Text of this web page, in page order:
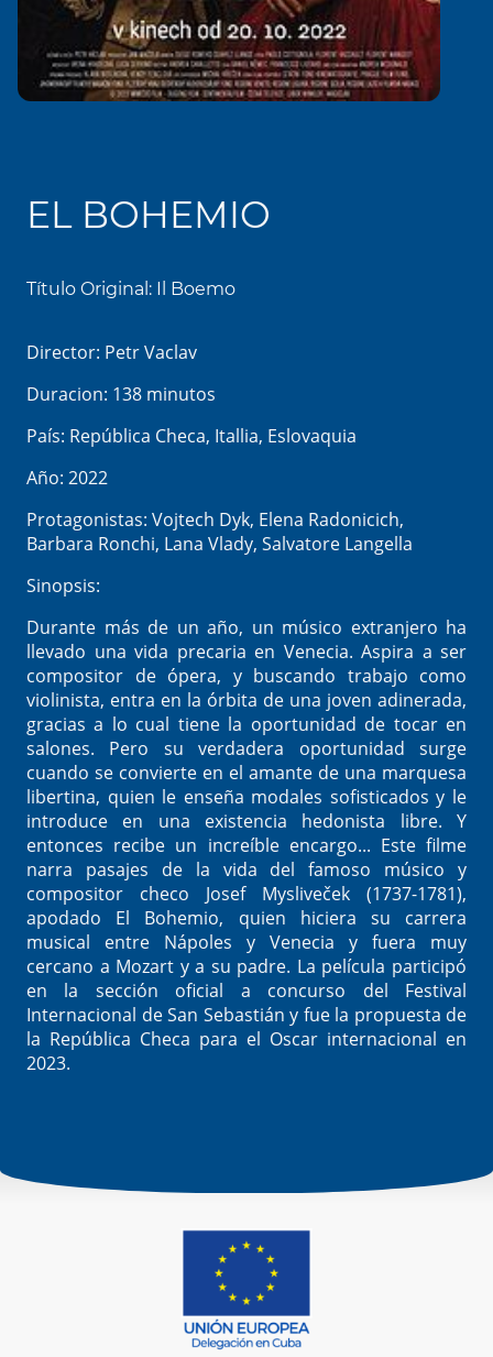
EL BOHEMIO
Título Original: Il Boemo
Director: Petr Vaclav
Duracion: 138 minutos
País: República Checa, Itallia, Eslovaquia
Año: 2022
Protagonistas: Vojtech Dyk, Elena Radonicich,
Barbara Ronchi, Lana Vlady, Salvatore Langella
Sinopsis:
Durante más de un año, un músico extranjero ha
llevado una vida precaria en Venecia. Aspira a ser
compositor de ópera, y buscando trabajo como
violinista, entra en la órbita de una joven adinerada,
gracias a lo cual tiene la oportunidad de tocar en
salones. Pero su verdadera oportunidad surge
cuando se convierte en el amante de una marquesa
libertina, quien le enseña modales sofisticados y le
introduce en una existencia hedonista libre. Y
entonces recibe un increíble encargo... Este filme
narra pasajes de la vida del famoso músico y
compositor checo Josef Mysliveček (1737-1781),
apodado El Bohemio, quien hiciera su carrera
musical entre Nápoles y Venecia y fuera muy
cercano a Mozart y a su padre. La película participó
en la sección oficial a concurso del Festival
Internacional de San Sebastián y fue la propuesta de
la República Checa para el Oscar internacional en
2023.